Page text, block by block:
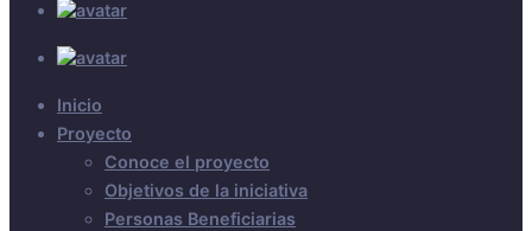
Inicio
Proyecto
Conoce el proyecto
Objetivos de la iniciativa
Personas Beneficiarias